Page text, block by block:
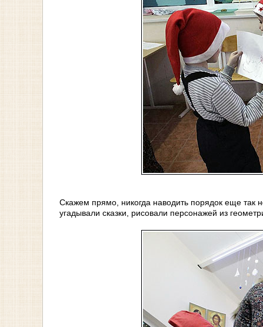
Скажем прямо, никогда наводить порядок еще так
угадывали сказки, рисовали персонажей из